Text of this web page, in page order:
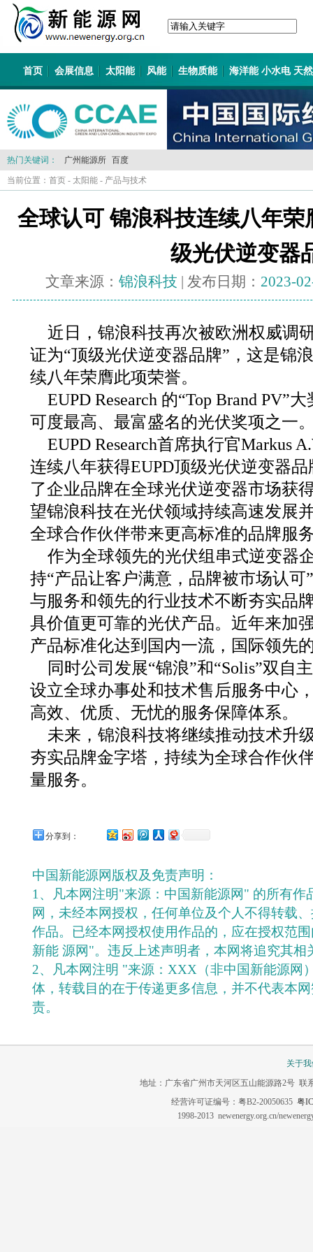
首页 会展信息 太阳能 风能 生物质能 海洋能 小水电 天
热门关键词： 广州能源所 百度
当前位置： 首页 - 太阳能 - 产品与技术
全球认可 锦浪科技连续八年荣
级光伏逆变器
文章来源： 锦浪科技 | 发布日期： 2023-
近日，锦浪科技再次被欧洲权威调
证为“顶级光伏逆变器品牌”，这是锦
续八年荣膺此项荣誉。
EUPD Research 的“Top Brand PV”
可度最高、最富盛名的光伏奖项之一
EUPD Research首席执行官Markus
连续八年获得EUPD顶级光伏逆变器
了企业品牌在全球光伏逆变器市场获
望锦浪科技在光伏领域持续高速发展
全球合作伙伴带来更高标准的品牌服
作为全球领先的光伏组串式逆变器
持“产品让客户满意，品牌被市场认
与服务和领先的行业技术不断夯实品
具价值更可靠的光伏产品。近年来加
产品标准化达到国内一流，国际领先
同时公司发展“锦浪”和“Solis”双自
设立全球办事处和技术售后服务中心
高效、优质、无忧的服务保障体系。
未来，锦浪科技将继续推动技术升
夯实品牌金字塔，持续为全球合作伙
量服务。
分享到：
中国新能源网版权及免责声明：
1、凡本网注明"来源：中国新能源网" 的所有作
网，未经本网授权，任何单位及个人不得转载
作品。已经本网授权使用作品的，应在授权范
新能 源网"。违反上述声明者，本网将追究其相
2、凡本网注明 "来源：XXX（非中国新能源网
体，转载目的在于传递更多信息，并不代表本
责。
关于
地址：广东省广州市天河区五山能源路2号 联
经营许可证编号：粤B2-20050635 粤
1998-2013 newenergy.org.cn/